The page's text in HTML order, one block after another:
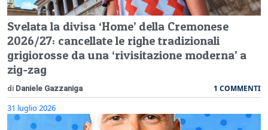
Svelata la divisa ‘Home’ della Cremonese
2026/27: cancellate le righe tradizionali
grigiorosse da una ‘rivisitazione moderna’ a
zig-zag
di Daniele Gazzaniga 1 COMMENTI
31 luglio 2026